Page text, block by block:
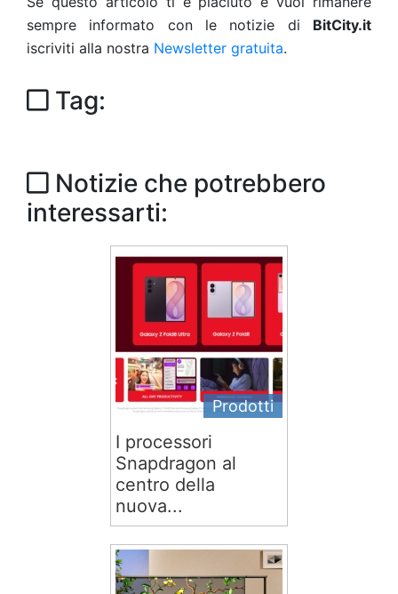
sempre informato con le notizie di BitCity.it
iscriviti alla nostra Newsletter gratuita.
Tag:
Notizie che potrebbero
interessarti:
Prodotti
I processori
Snapdragon al
centro della
nuova...